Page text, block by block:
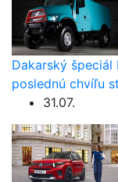
Dakarský špeciál
poslednú chvíľu
31.07.